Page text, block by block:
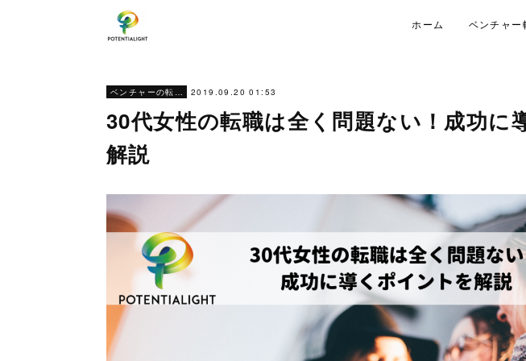
ホーム ベンチャー
ベンチャーの転職ノウハウ 2019.09.20 01:53
30代女性の転職は全く問題ない！成功に
解説